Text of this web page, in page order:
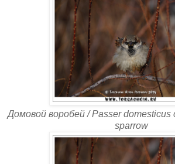
Домовой воробей / Passer domesticus
sparrow